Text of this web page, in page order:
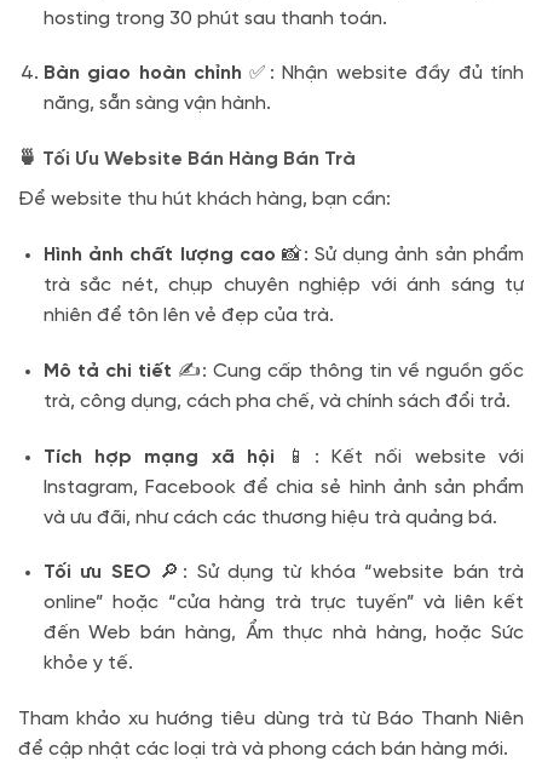
hosting trong 30 phút sau thanh toán.
Bàn giao hoàn chỉnh ✅: Nhận website đầy đủ tính
năng, sẵn sàng vận hành.
🍵 Tối Ưu Website Bán Hàng Bán Trà
Để website thu hút khách hàng, bạn cần:
Hình ảnh chất lượng cao 📸: Sử dụng ảnh sản phẩm
trà sắc nét, chụp chuyên nghiệp với ánh sáng tự
nhiên để tôn lên vẻ đẹp của trà.
Mô tả chi tiết ✍️: Cung cấp thông tin về nguồn gốc
trà, công dụng, cách pha chế, và chính sách đổi trả.
Tích hợp mạng xã hội 📱: Kết nối website với
Instagram, Facebook để chia sẻ hình ảnh sản phẩm
và ưu đãi, như cách các thương hiệu trà quảng bá.
Tối ưu SEO 🔎: Sử dụng từ khóa “website bán trà
online” hoặc “cửa hàng trà trực tuyến” và liên kết
đến Web bán hàng, Ẩm thực nhà hàng, hoặc Sức
khỏe y tế.
Tham khảo xu hướng tiêu dùng trà từ Báo Thanh Niên
để cập nhật các loại trà và phong cách bán hàng mới.